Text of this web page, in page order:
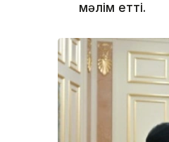
мәлім етті.